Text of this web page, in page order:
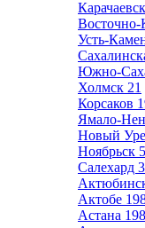
Карачаевск
Восточно-
Усть-
Южно-
Холмск 21
Корсаков
Ямало-
Новый
Ноябрьск
Салехард
Актобе
Астана 198